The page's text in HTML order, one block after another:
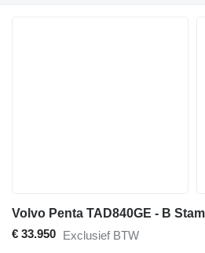
€ 33.950 Exclusief BTW